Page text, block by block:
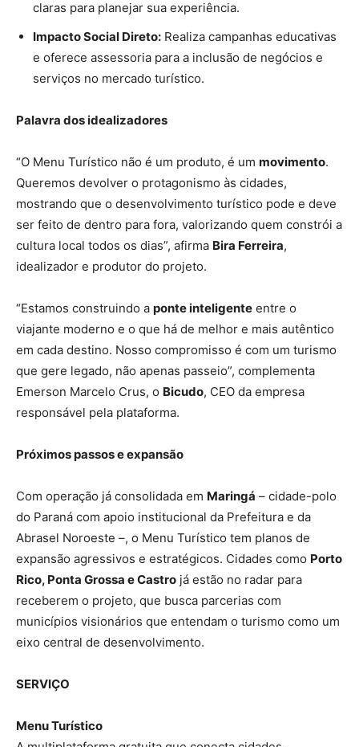
claras para planejar sua experiência.
Impacto Social Direto: Realiza campanhas educativas
e oferece assessoria para a inclusão de negócios e
serviços no mercado turístico.
Palavra dos idealizadores
“O Menu Turístico não é um produto, é um movimento.
Queremos devolver o protagonismo às cidades,
mostrando que o desenvolvimento turístico pode e deve
ser feito de dentro para fora, valorizando quem constrói a
cultura local todos os dias”, afirma Bira Ferreira,
idealizador e produtor do projeto.
“Estamos construindo a ponte inteligente entre o
viajante moderno e o que há de melhor e mais autêntico
em cada destino. Nosso compromisso é com um turismo
que gere legado, não apenas passeio”, complementa
Emerson Marcelo Crus, o Bicudo, CEO da empresa
responsável pela plataforma.
Próximos passos e expansão
Com operação já consolidada em Maringá – cidade-polo
do Paraná com apoio institucional da Prefeitura e da
Abrasel Noroeste –, o Menu Turístico tem planos de
expansão agressivos e estratégicos. Cidades como Porto
Rico, Ponta Grossa e Castro já estão no radar para
receberem o projeto, que busca parcerias com
municípios visionários que entendam o turismo como um
eixo central de desenvolvimento.
SERVIÇO
Menu Turístico